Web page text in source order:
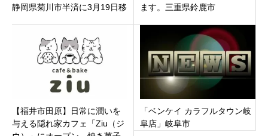
静岡県菊川市半済に3月19日移
ます。三重県鈴鹿市
【福井市田原】日常に潤いを
与える隠れ家カフェ「Ziu（ジ
「ベンケイ カラフルタウン岐
阜店」岐阜市